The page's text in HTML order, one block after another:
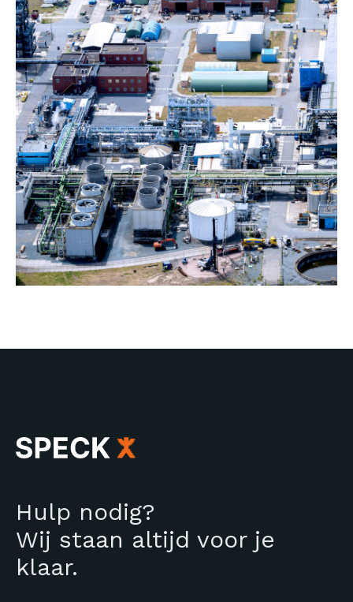
Hulp nodig?
Wij staan altijd voor je
klaar.